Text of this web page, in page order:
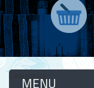
Categorías